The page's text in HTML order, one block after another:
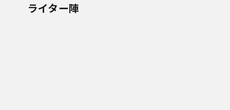
ライター陣